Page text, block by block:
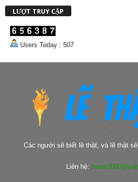
LƯỢT TRUY CẬP
Users Today : 507
Các người sẽ biết lẽ thật, và lẽ thật
Liên hệ: